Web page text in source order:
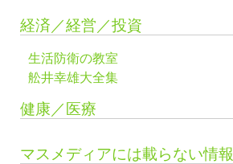
経済／経営／投資
生活防衛の教室
舩井幸雄大全集
健康／医療
マスメディアには載らない情報